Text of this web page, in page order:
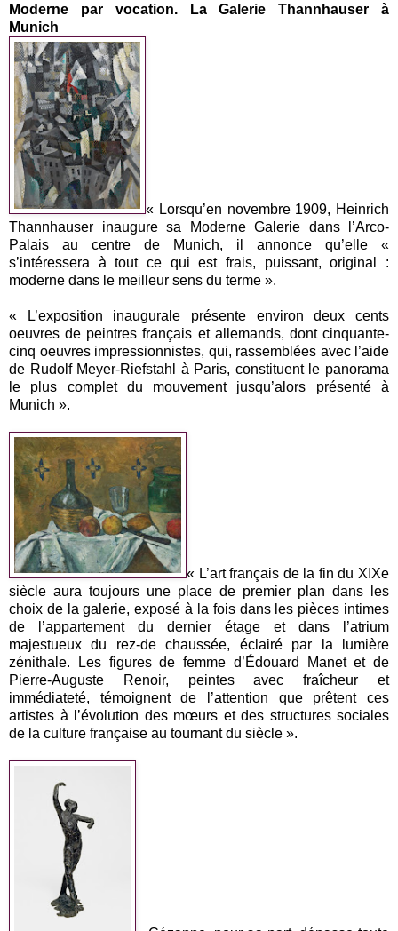
Moderne par vocation. La Galerie Thannhauser à
Munich
« Lorsqu’en novembre 1909, Heinrich
Thannhauser inaugure sa Moderne Galerie dans l’Arco-
Palais au centre de Munich, il annonce qu’elle «
s’intéressera à tout ce qui est frais, puissant, original :
moderne dans le meilleur sens du terme ».
« L’exposition inaugurale présente environ deux cents
oeuvres de peintres français et allemands, dont cinquante-
cinq oeuvres impressionnistes, qui, rassemblées avec l’aide
de Rudolf Meyer-Riefstahl à Paris, constituent le panorama
le plus complet du mouvement jusqu’alors présenté à
Munich ».
« L’art français de la fin du XIXe
siècle aura toujours une place de premier plan dans les
choix de la galerie, exposé à la fois dans les pièces intimes
de l’appartement du dernier étage et dans l’atrium
majestueux du rez-de chaussée, éclairé par la lumière
zénithale. Les figures de femme d’Édouard Manet et de
Pierre-Auguste Renoir, peintes avec fraîcheur et
immédiateté, témoignent de l’attention que prêtent ces
artistes à l’évolution des mœurs et des structures sociales
de la culture française au tournant du siècle ».